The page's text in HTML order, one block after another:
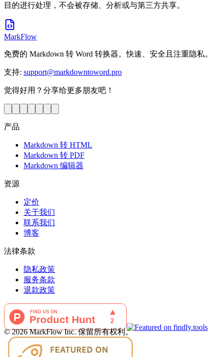
目的进行处理，不会被存储、分析或与第三方共享。
MarkFlow
免费的 Markdown 转 Word 转换器。快速、安全且注重隐私。
支持: support@markdowntoword.pro
觉得好用？分享给更多朋友吧！
产品
Markdown 转 HTML
Markdown 转 PDF
Markdown 编辑器
资源
定价
关于我们
联系我们
博客
法律条款
隐私政策
服务条款
退款政策
©2026MarkFlow Inc.保留所有权利。